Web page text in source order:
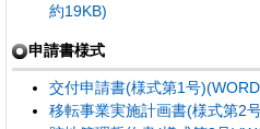
約19KB)
申請書様式
交付申請書(様式第1号
移転事業実施計画書(様式第2